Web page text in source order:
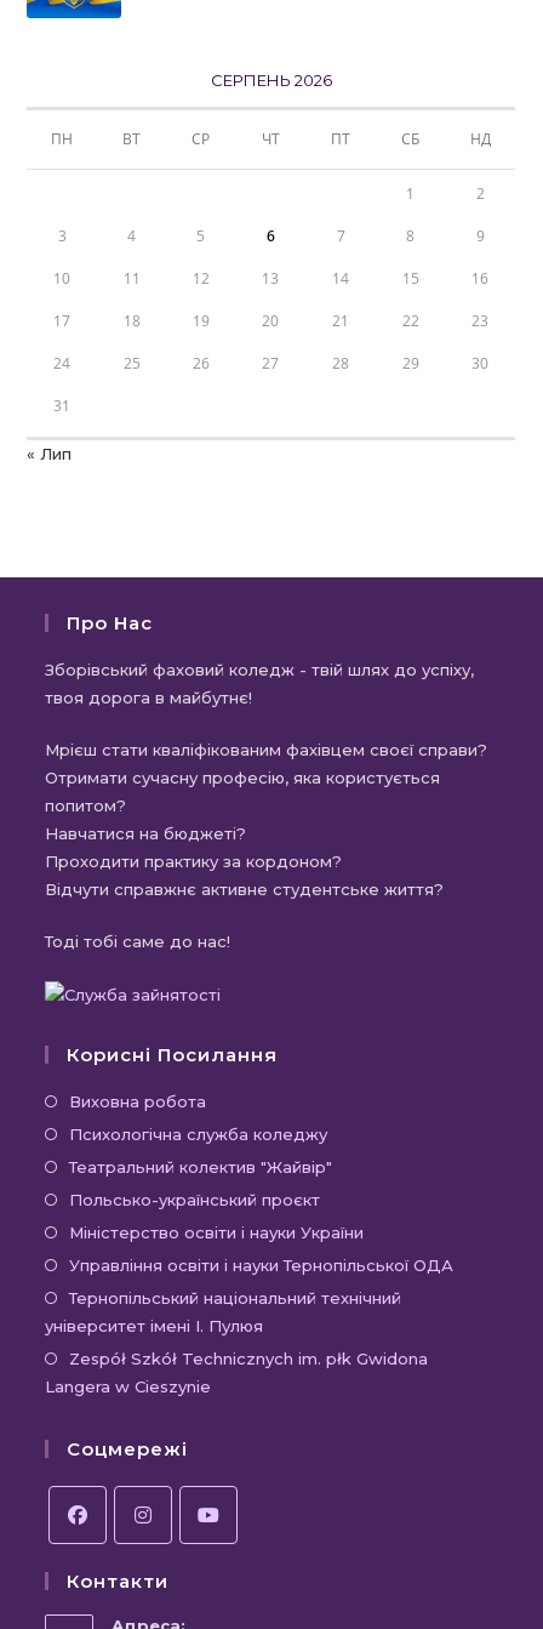
СЕРПЕНЬ 2026
ПН ВТ СР ЧТ ПТ СБ НД
1 2
3 4 5 6 7 8 9
10 11 12 13 14 15 16
17 18 19 20 21 22 23
24 25 26 27 28 29 30
31
« Лип
Про Нас
Зборівський фаховий коледж - твій шлях до успіху,
твоя дорога в майбутнє!
Мрієш стати кваліфікованим фахівцем своєї справи?
Отримати сучасну професію, яка користується
попитом?
Навчатися на бюджеті?
Проходити практику за кордоном?
Відчути справжнє активне студентське життя?
Тоді тобі саме до нас!
Корисні Посилання
Виховна робота
в
новій
вкладці
Психологічна служба коледжуВідкриється
в
вкладці
Театральний колектив "Жайвір"
новій
вкладці
Польсько-український проєктВідкриється
в
новій
вкладці
Міністерство освіти і науки України
в
новій
Управління освіти і науки Тернопільської ОДА
Тернопільський національний технічний
університет імені І. Пулюя
Zespół Szkół Technicznych im. płk Gwidona
Langera w Cieszynie
Соцмережі
в
новій
в
новій
новій
Контакти
Адреса: